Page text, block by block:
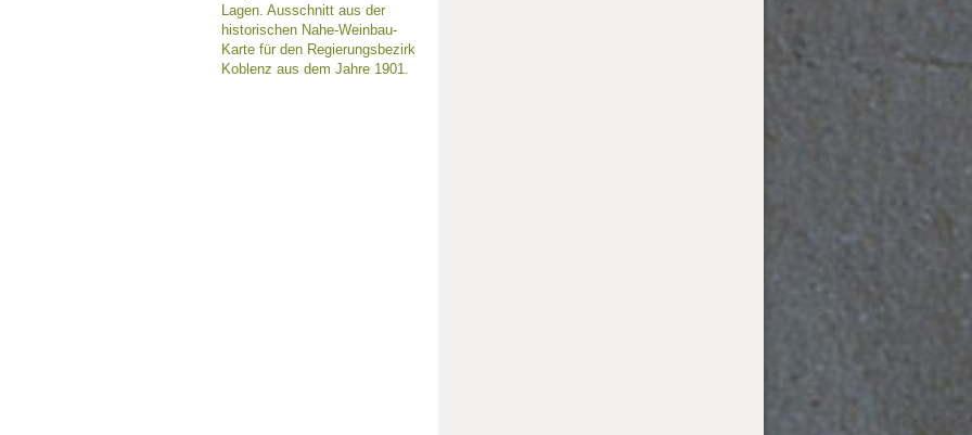
Lagen. Ausschnitt aus der
historischen Nahe-Weinbau-
Karte für den Regierungsbezirk
Koblenz aus dem Jahre 1901.